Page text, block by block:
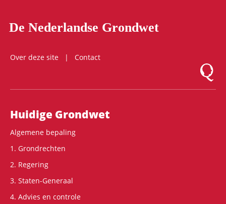
De Nederlandse Grondwet
Over deze site
Contact
Logo
Hoofdnavigatie
Huidige Grondwet
Algemene bepaling
1. Grondrechten
2. Regering
3. Staten-Generaal
4. Advies en controle